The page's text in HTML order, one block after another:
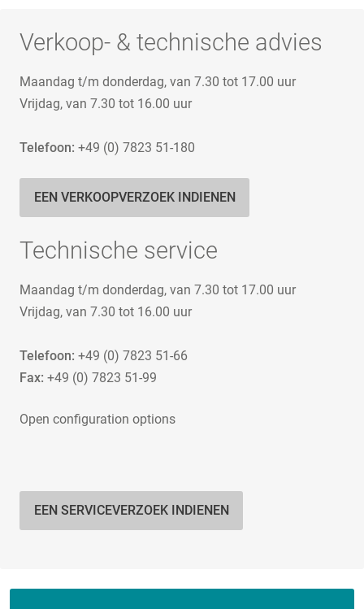
Verkoop- & technische advies
Maandag t/m donderdag, van 7.30 tot 17.00 uur
Vrijdag, van 7.30 tot 16.00 uur
Telefoon: +49 (0) 7823 51-180
EEN VERKOOPVERZOEK INDIENEN
Technische service
Maandag t/m donderdag, van 7.30 tot 17.00 uur
Vrijdag, van 7.30 tot 16.00 uur
Telefoon: +49 (0) 7823 51-66
Fax: +49 (0) 7823 51-99
Open configuration options
EEN SERVICEVERZOEK INDIENEN